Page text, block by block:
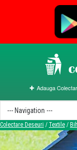
Adauga
Colectare Deseuri / Textile /